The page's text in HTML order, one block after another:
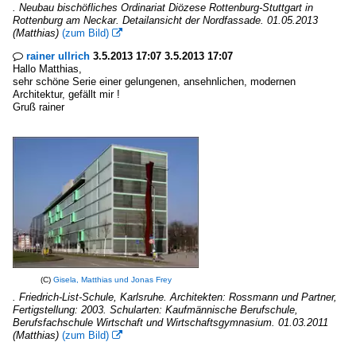
. Neubau bischöfliches Ordinariat Diözese Rottenburg-Stuttgart in
Rottenburg am Neckar. Detailansicht der Nordfassade. 01.05.2013
(Matthias) (zum Bild) 
 rainer ullrich 3.5.2013 17:07 3.5.2013 17:07
Hallo Matthias,
sehr schöne Serie einer gelungenen, ansehnlichen, modernen
Architektur, gefällt mir !
Gruß rainer
(C) Gisela, Matthias und Jonas Frey
. Friedrich-List-Schule, Karlsruhe. Architekten: Rossmann und Partner,
Fertigstellung: 2003. Schularten: Kaufmännische Berufschule,
Berufsfachschule Wirtschaft und Wirtschaftsgymnasium. 01.03.2011
(Matthias) (zum Bild) 